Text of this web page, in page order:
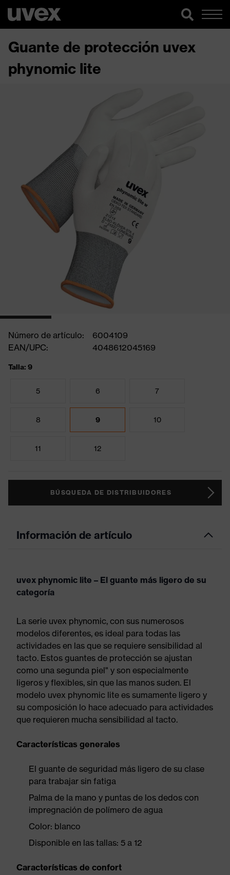
Guante de protección uvex
phynomic lite
Número de artículo:
6004109
EAN/UPC:
4048612045169
Talla: 9
5 6 7
8 9 10
11 12
BÚSQUEDA DE DISTRIBUIDORES
Información de artículo
uvex phynomic lite – El guante más ligero de su
categoría
La serie uvex phynomic, con sus numerosos
modelos diferentes, es ideal para todas las
actividades en las que se requiere sensibilidad al
tacto. Estos guantes de protección se ajustan
como una segunda piel" y son especialmente
ligeros y flexibles, sin que las manos suden. El
modelo uvex phynomic lite es sumamente ligero y
su composición lo hace adecuado para actividades
que requieren mucha sensibilidad al tacto.
Características generales
El guante de seguridad más ligero de su clase
para trabajar sin fatiga
Palma de la mano y puntas de los dedos con
impregnación de polímero de agua
Color: blanco
Disponible en las tallas: 5 a 12
Características de confort